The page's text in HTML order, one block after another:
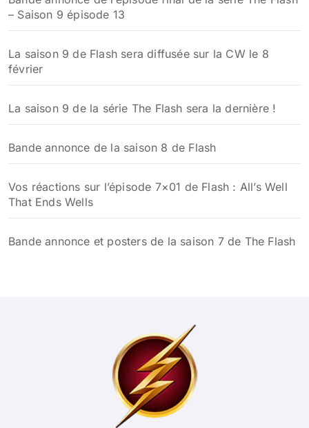
– Saison 9 épisode 13
La saison 9 de Flash sera diffusée sur la CW le 8
février
La saison 9 de la série The Flash sera la dernière !
Bande annonce de la saison 8 de Flash
Vos réactions sur l’épisode 7×01 de Flash : All’s Well
That Ends Wells
Bande annonce et posters de la saison 7 de The Flash